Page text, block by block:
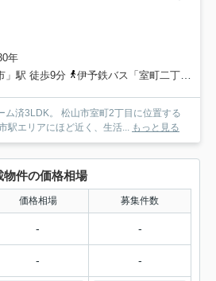
年
」駅 徒歩9分
伊予鉄バス「室町二丁目」バス停下車 徒歩2分
ム済3LDK。 松山市室町2丁目に位置する
駅エリアにほど近く、生活... もっと見る
件の価格相場
価格相場 募集件数
- -
- -